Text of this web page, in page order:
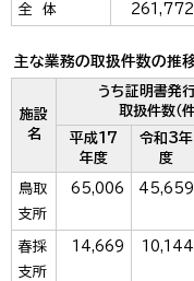
全 体 261,772
主な業務の取扱件数の推
施設
名
うち証明書発
取扱件数（件
平成17
年度
令和3年
度
鳥取
支所
65,006 45,659
春採
支所
14,669 10,144